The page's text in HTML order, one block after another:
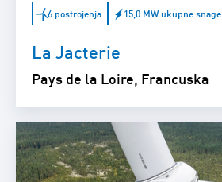
6 postrojenja 15,0 MW ukupne snage
La Jacterie
Pays de la Loire, Francuska